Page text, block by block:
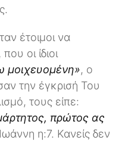
έτοιμοι να
οι ίδιοι
μοιχευομένη», ο
την έγκρισή Του
τους είπε:
πρώτος ας
Ιωάννη η:7. Κανείς δεν